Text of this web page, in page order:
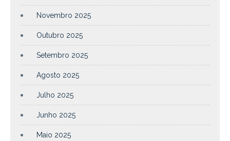
Novembro 2025
Outubro 2025
Setembro 2025
Agosto 2025
Julho 2025
Junho 2025
Maio 2025